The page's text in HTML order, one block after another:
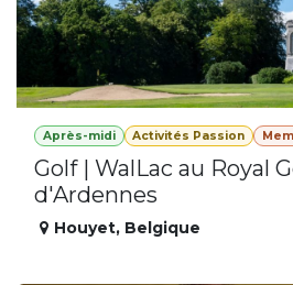
Après-midi Activités Passion
Golf | WalLac au Royal
d'Ardennes
Houyet, Belgique